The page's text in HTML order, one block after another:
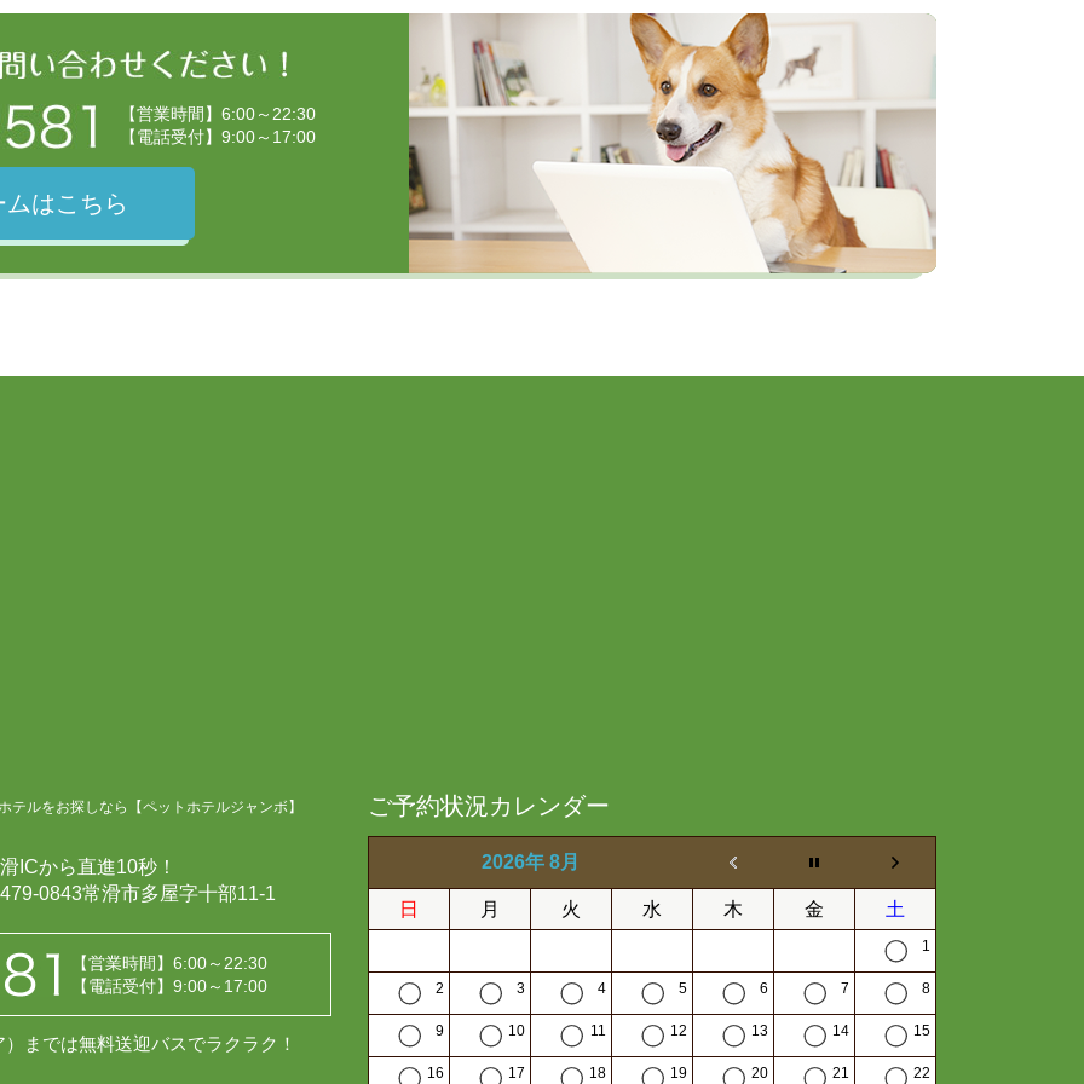
【営業時間】6:00～22:30
【電話受付】9:00～17:00
はこちら
ルをお探しなら【ペットホテルジャンボ】
ICから直進10秒！
0843常滑市多屋字十部11-1
【営業時間】6:00～22:30
【電話受付】9:00～17:00
までは無料送迎バスでラクラク！
ご予約状況カレンダー
2026年 8月
日 月 火 水 木 金 土
1
2 3 4 5 6 7 8
9 10 11 12 13 14 15
16 17 18 19 20 21 22